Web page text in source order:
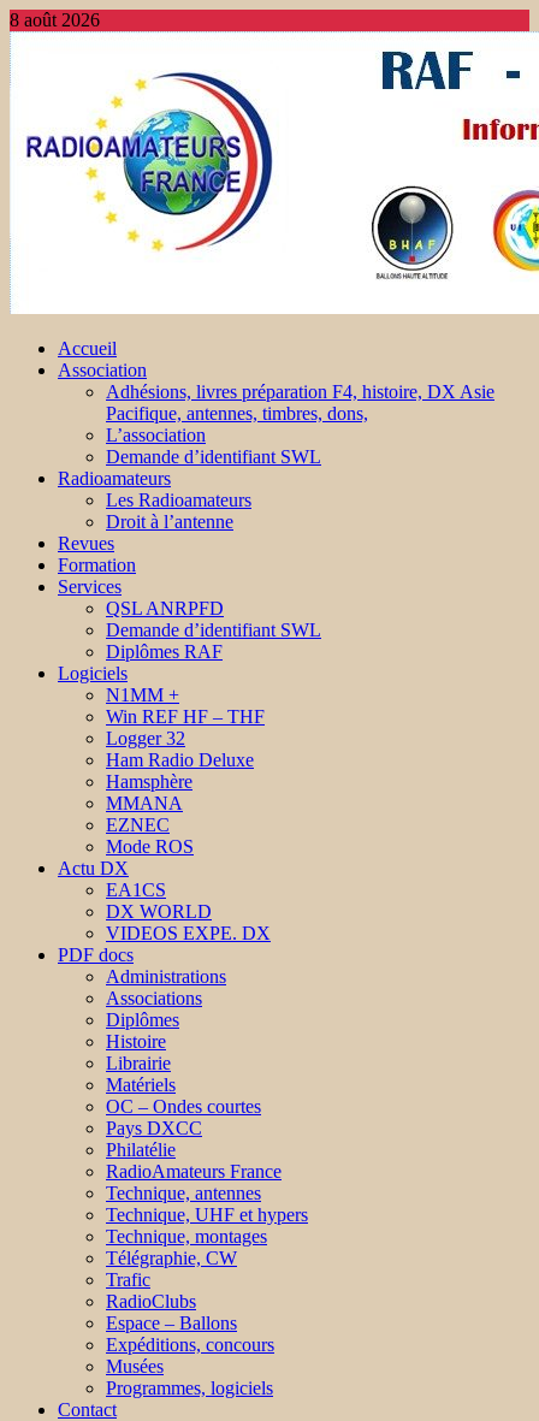
8 août 2026
Accueil
Association
Adhésions, livres préparation F4, histoire, DX Asie
Pacifique, antennes, timbres, dons,
L’association
Demande d’identifiant SWL
Radioamateurs
Les Radioamateurs
Droit à l’antenne
Revues
Formation
Services
QSL ANRPFD
Demande d’identifiant SWL
Diplômes RAF
Logiciels
N1MM +
Win REF HF – THF
Logger 32
Ham Radio Deluxe
Hamsphère
MMANA
EZNEC
Mode ROS
Actu DX
EA1CS
DX WORLD
VIDEOS EXPE. DX
PDF docs
Administrations
Associations
Diplômes
Histoire
Librairie
Matériels
OC – Ondes courtes
Pays DXCC
Philatélie
RadioAmateurs France
Technique, antennes
Technique, UHF et hypers
Technique, montages
Télégraphie, CW
Trafic
RadioClubs
Espace – Ballons
Expéditions, concours
Musées
Programmes, logiciels
Contact